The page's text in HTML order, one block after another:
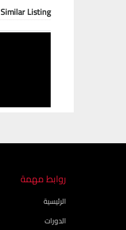
Similar Listing
روابط مهمة
الرئيسية
الدورات